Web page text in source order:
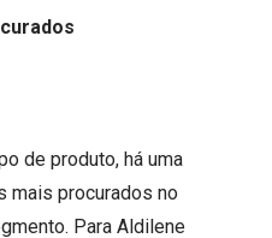
de produto, há uma
mais procurados no
Para Aldilene